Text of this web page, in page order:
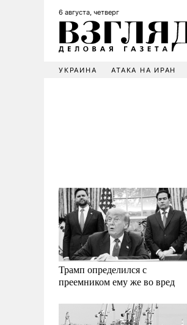
6 августа, четверг
УКРАИНА АТАКА НА ИРАН
Трамп определился с
преемником ему же во вред